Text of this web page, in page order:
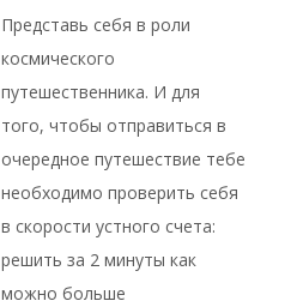
Представь себя в роли
космического
путешественника. И для
того, чтобы отправиться в
очередное путешествие тебе
необходимо проверить себя
в скорости устного счета:
решить за 2 минуты как
можно больше